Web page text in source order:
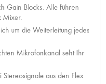
Gain Blocks. Alle führen
Mixer.
um die Weiterleitung jedes
Mikrofonkanal seht Ihr
aus den Flex